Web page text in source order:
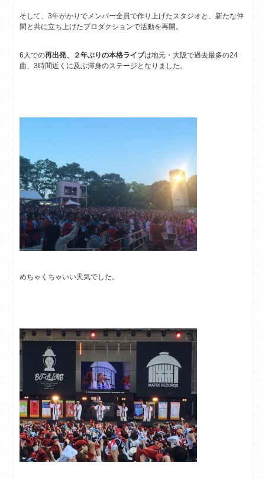
そして、3年がかりでメンバー全員で作り上げたスタジオと、新たな仲
間と共に立ち上げたプロダクションで活動を再開。
6人での再出発、２年ぶりの本格ライブは地元・大阪で過去最多の24
曲、3時間近くに及ぶ渾身のステージとなりました。
めちゃくちゃいい天気でした。